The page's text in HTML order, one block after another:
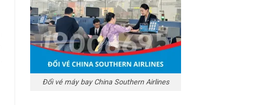
Đổi vé máy bay China Southern Airlines